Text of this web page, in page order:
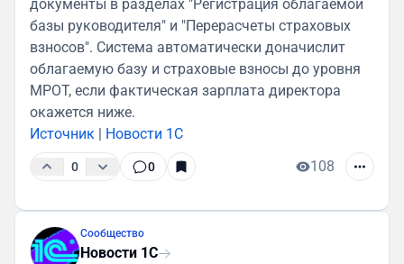
документы в разделах "Регистрация облагаемой
базы руководителя" и "Перерасчеты страховых
взносов". Система автоматически доначислит
облагаемую базу и страховые взносы до уровня
МРОТ, если фактическая зарплата директора
окажется ниже.
Источник | Новости 1С
0 0 108
Сообщество
Новости 1С